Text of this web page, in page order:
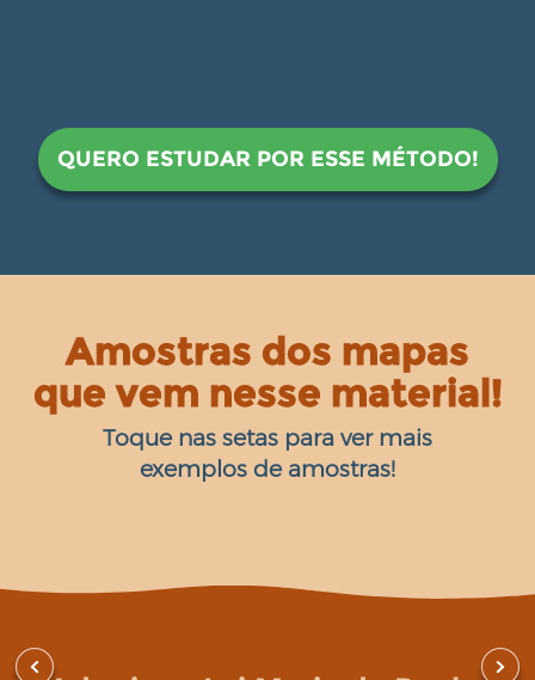
QUERO ESTUDAR POR ESSE MÉTODO!
Amostras dos mapas
que vem nesse material!
Toque nas setas para ver mais
exemplos de amostras!